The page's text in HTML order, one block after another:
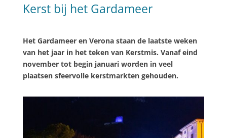
Kerst bij het Gardameer
Het Gardameer en Verona staan de laatste weken
van het jaar in het teken van Kerstmis. Vanaf eind
november tot begin januari worden in veel
plaatsen sfeervolle kerstmarkten gehouden.